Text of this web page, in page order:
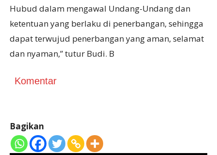
Hubud dalam mengawal Undang-Undang dan
ketentuan yang berlaku di penerbangan, sehingga
dapat terwujud penerbangan yang aman, selamat
dan nyaman,” tutur Budi. B
Komentar
Bagikan